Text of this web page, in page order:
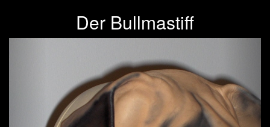
Der Bullmastiff